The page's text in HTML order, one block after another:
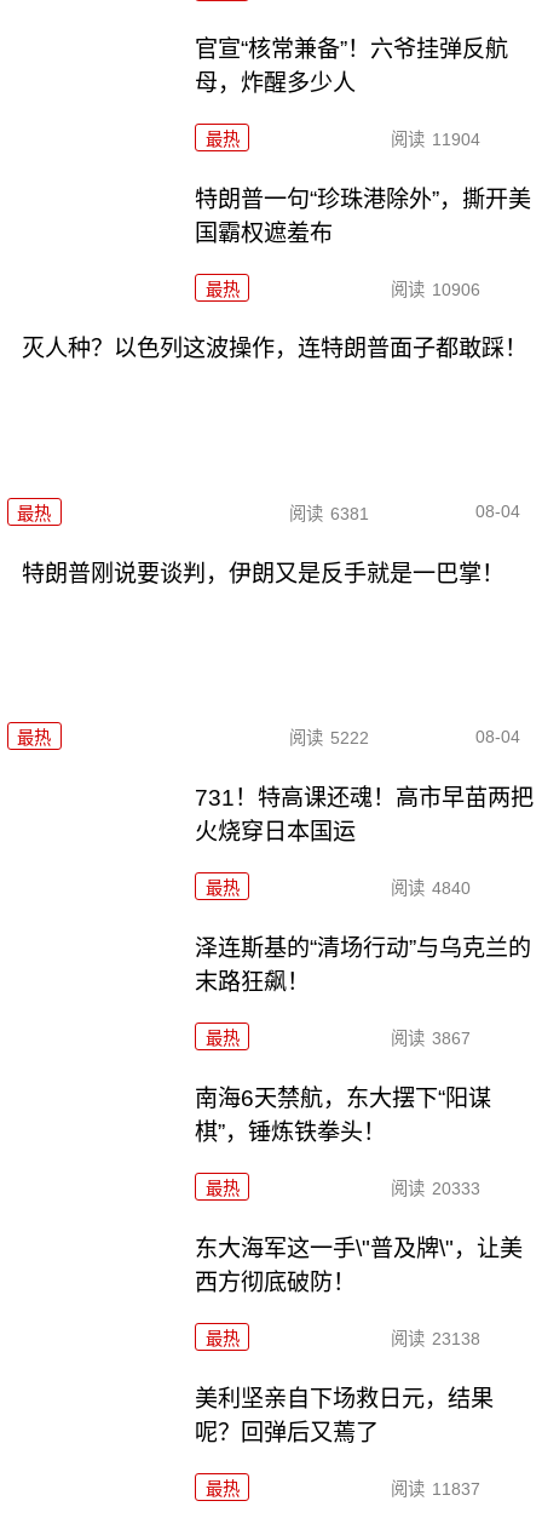
官宣“核常兼备”！六爷挂弹反航
母，炸醒多少人
最热 阅读 11904
特朗普一句“珍珠港除外”，撕开美
国霸权遮羞布
最热 阅读 10906
灭人种？以色列这波操作，连特朗普面子都敢踩！
最热 阅读 6381 08-04
特朗普刚说要谈判，伊朗又是反手就是一巴掌！
最热 阅读 5222 08-04
731！特高课还魂！高市早苗两把
火烧穿日本国运
最热 阅读 4840
泽连斯基的“清场行动”与乌克兰的
末路狂飙！
最热 阅读 3867
南海6天禁航，东大摆下“阳谋
棋”，锤炼铁拳头！
最热 阅读 20333
东大海军这一手\"普及牌\"，让美
西方彻底破防！
最热 阅读 23138
美利坚亲自下场救日元，结果
呢？回弹后又蔫了
最热 阅读 11837